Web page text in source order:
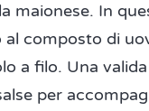
maionese. In
al composto di
a filo. Una
per